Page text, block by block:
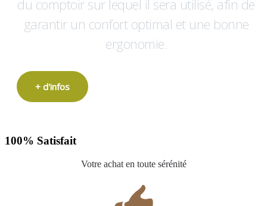
du comptoir sur lequel il sera utilisé, afin de
garantir un confort optimal et une bonne
ergonomie.
+ d'infos
100% Satisfait
Votre achat en toute sérénité